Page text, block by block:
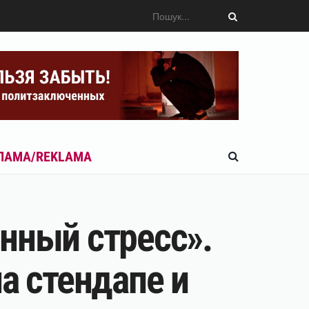
REKLAMA
стресс».
стендапе и